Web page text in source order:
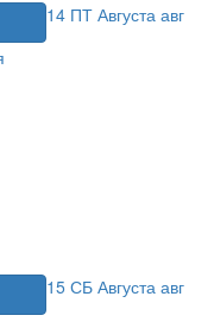
14 ПТ Августа авг
15 СБ Августа авг